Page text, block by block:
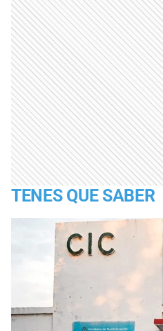
TENES QUE SABER